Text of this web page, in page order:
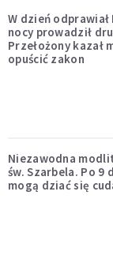
W dzień odprawiał
nocy prowadził
Przełożony kazał
opuścić zakon
Niezawodna
św. Szarbela. Po 9
mogą dziać się